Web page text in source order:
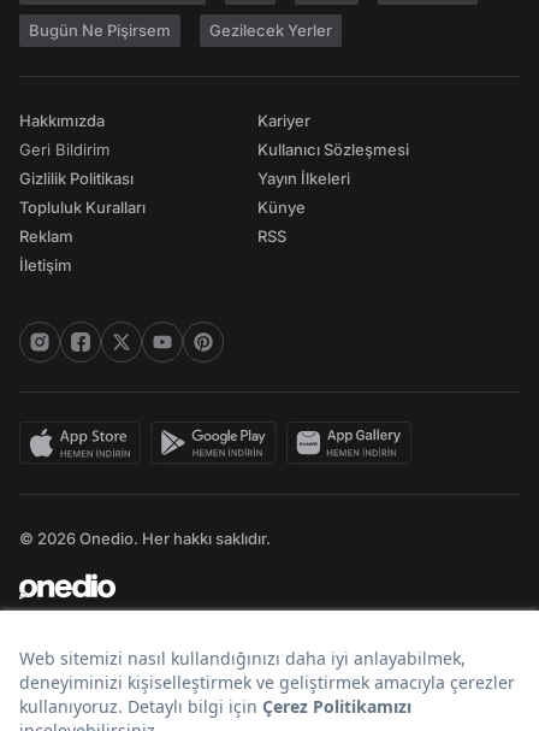
Bugün Ne Pişirsem Gezilecek Yerler
Hakkımızda
Geri Bildirim
Gizlilik Politikası
Topluluk Kuralları
Reklam
İletişim
Kariyer
Kullanıcı Sözleşmesi
Yayın İlkeleri
Künye
RSS
© 2026 Onedio. Her hakkı saklıdır.
Bir markasıdır.